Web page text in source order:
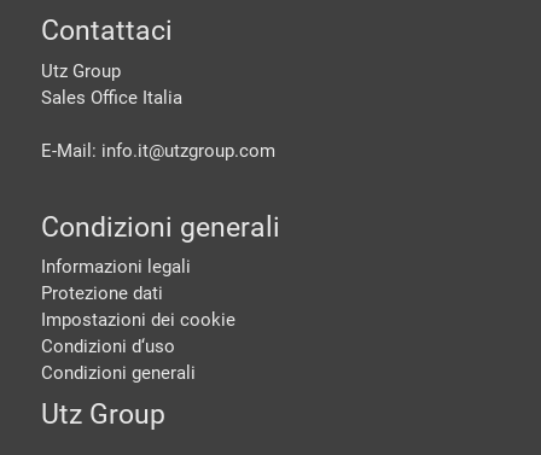
piè di pagine
Contattaci
Utz Group
Sales Office Italia
E-Mail: info.it@utzgroup.com
Condizioni generali
Informazioni legali
Protezione dati
Impostazioni dei cookie
Condizioni d‘uso
Condizioni generali
Utz Group